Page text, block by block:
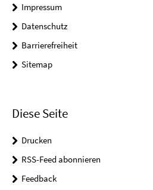
Impressum
Datenschutz
Barrierefreiheit
Sitemap
Diese Seite
Drucken
RSS-Feed abonnieren
Feedback